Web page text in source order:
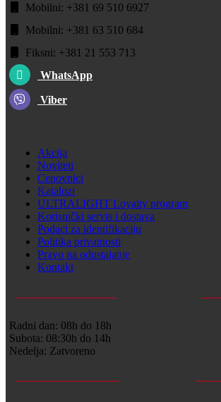
Mobilni: +381 69 510 6927
Mobilni: +381 63 510 684
Fiksni: +381 21 553 713
WhatsApp
Viber
Akcija
Noviteti
Cenovnici
Katalozi
ULTRALIGHT Loyalty program
Korisnički servis i dostava
Podaci za identifikaciju
Politika privatnosti
Pravo na odustajanje
Kontakt
Radni dan: 08h do 18h
Subota: 08:30h do 14h
Nedelja: Zatvoreno